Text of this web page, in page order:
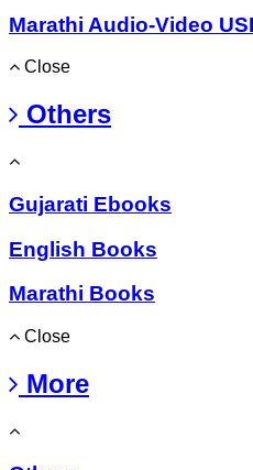
Marathi Audio-Video
Close
Others
Gujarati Ebooks
English Books
Marathi Books
Close
More